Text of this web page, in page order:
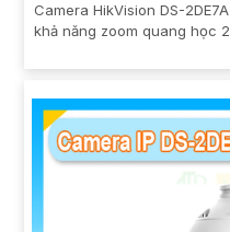
Camera HikVision DS-
khả năng zoom quang học